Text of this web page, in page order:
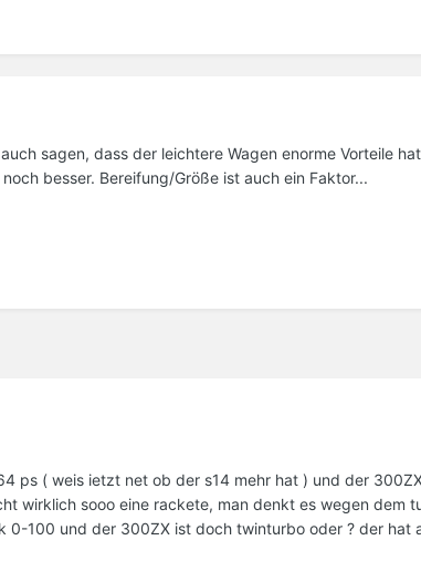
sagen, dass der leichtere Wagen enorme Vorteile
besser. Bereifung/Größe ist auch ein Faktor...
ps ( weis ietzt net ob der s14 mehr hat ) und der
wirklich sooo eine rackete, man denkt es wegen dem
0-100 und der 300ZX ist doch twinturbo oder ? der hat